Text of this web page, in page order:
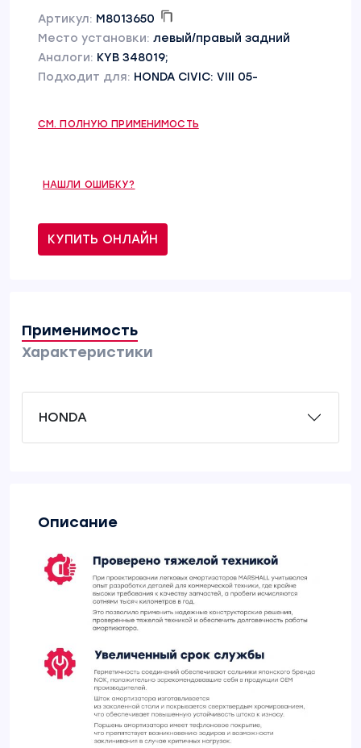
Артикул: M8013650
Место установки: левый/правый задний
Аналоги: KYB 348019;
Подходит для: HONDA CIVIC: VIII 05-
СМ. ПОЛНУЮ ПРИМЕНИМОСТЬ
НАШЛИ ОШИБКУ?
КУПИТЬ ОНЛАЙН
Применимость
Характеристики
HONDA
Описание